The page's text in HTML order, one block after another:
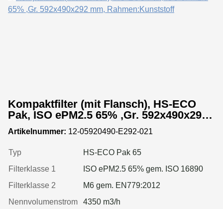
Kompaktfilter (mit Flansch), HS-ECO
Pak, ISO ePM2.5 65% ,Gr. 592x490x292
mm, Rahmen:Kunststoff
Artikelnummer: 12-05920490-E292-021
Typ
HS-ECO Pak 65
Filterklasse 1
ISO ePM2.5 65% gem. ISO 16890
Filterklasse 2
M6 gem. EN779:2012
Nennvolumenstrom
4350 m3/h